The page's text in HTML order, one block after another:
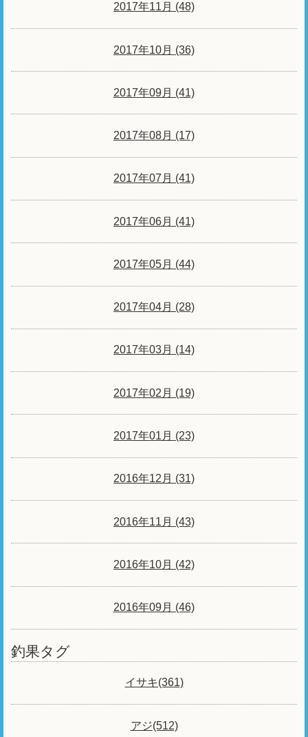
2017年11月 (48)
2017年10月 (36)
2017年09月 (41)
2017年08月 (17)
2017年07月 (41)
2017年06月 (41)
2017年05月 (44)
2017年04月 (28)
2017年03月 (14)
2017年02月 (19)
2017年01月 (23)
2016年12月 (31)
2016年11月 (43)
2016年10月 (42)
2016年09月 (46)
釣果タグ
イサキ(361)
アジ(512)